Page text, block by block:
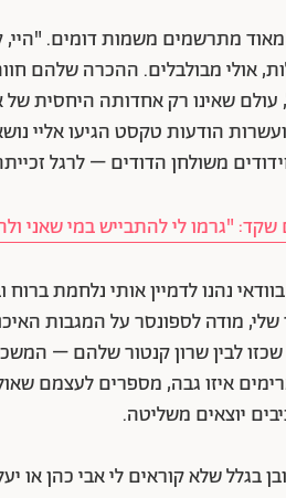
מאוד מתרשמים משמות דומים.
אולי מבולבלים. ההכרה שלהם
עולם שאינו רק אחדותה היחסית
ועשרות הודעות טקסט הגיעו אליי
משולחן הדודים – לרגל
"גרמו לי להתבייש במי שאני
נהנו לדמיין אותי נלחמת
שלי, מודה לספונסר על המגבות
שכזו לבין שרון קנטור שלהם –
איזו גבה, מספרים לעצמם
יוצאים משליטה.
בגלל שלא קוראים לי אבי כהן או